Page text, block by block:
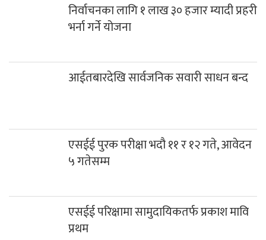
निर्वाचनका लागि १ लाख ३० हजार म्यादी प्रहरी
भर्ना गर्ने योजना
आईतबारदेखि सार्वजनिक सवारी साधन बन्द
एसईई पुरक परीक्षा भदौ ११ र १२ गते, आवेदन
५ गतेसम्म
एसईई परिक्षामा सामुदायिकतर्फ प्रकाश मावि
प्रथम